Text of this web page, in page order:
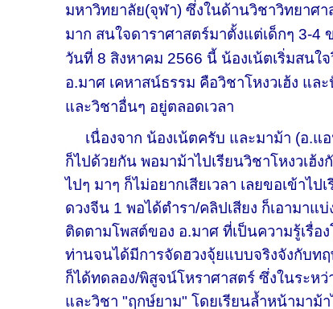
มหาวิทยาลัย(จุฬา) ซึ่งในด้านวิชาวิทยาศ
มาก สนใจดาราศาสตร์มาตั้งแต่เด็กๆ 3-
วันที่ 8 สิงหาคม 2566 นี้ น้องเน้ตเริ่มสน
อ.มาศ เคหาสน์ธรรม คือวิชาโหงวเฮ้ง แ
และวิชาอื่นๆ อยู่ตลอดเวลา
เนื่องจาก น้องเน้ตครับ และมาม้า (อ.แ
ก็ไปด้วยกัน พอมาม้าไปเรียนวิชาโหงวเฮ้
ไปๆ มาๆ ก็ไม่อยากเสียเวลา เลยขอเข้าไ
ดวงจีน 1 พอได้ตำรา/คลิปเสียง ก็เอามาแ
ติดตามโพสต์ของ อ.มาศ ที่เป็นความรู้เรื่
ท่านจนได้มีการจัดฮวงจุ้ยแบบจริงจังกับ
ก็ได้ทดลอง/พิสูจน์โหราศาสตร์ ซึ่งในระห
และวิชา "ฤกษ์ยาม" โดยเรียนล้ำหน้ามาม้